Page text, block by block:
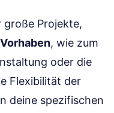
Projekte,
, wie zum
oder die
Flexibilität der
deine spezifischen